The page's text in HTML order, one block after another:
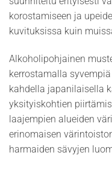
korostamiseen ja
kuvituksissa kuin
Alkoholipohjainen
kerrostamalla
kahdella japanilaisella
yksityiskohtien
laajempien alueiden
erinomaisen
harmaiden sävyjen